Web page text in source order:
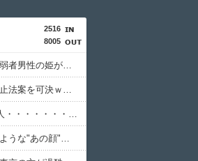
2516
8005
【朗報】檜山沙耶さんに代わる新しい弱者男性の姫が発見されるｗｗｗｗｗｗｗｗｗｗ
【朗報】イギリスさん、タバコ販売禁止法案を可決ｗｗｗｗｗｗｗｗｗｗ
【衝撃】熊本大震災、震度7で死者38人・・・・・・・・・
【画像】 メンヘラ女さん、お手本のような"あの顔"を披露してしまうｗｗｗｗｗｗｗｗｗｗ